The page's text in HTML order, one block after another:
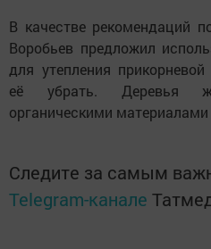
В качестве рекомендаций
Воробьев предложил
для утепления
её убрать. Деревья
органическими
Следите за самым
Telegram-канале